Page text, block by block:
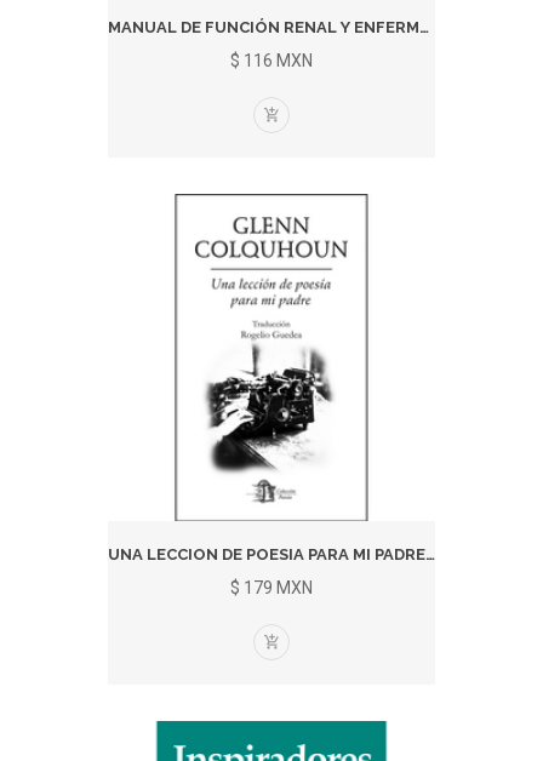
MANUAL DE FUNCIÓN RENAL Y ENFERMED...
$ 116 MXN
UNA LECCION DE POESIA PARA MI PADRE...
$ 179 MXN